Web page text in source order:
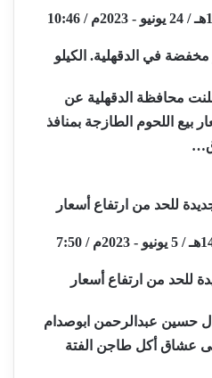
السبت - 6 ذو الحجة - 1444هـ / 24 يونيو - 2023م / 10:46
مخفضة في الدقهلية. الكيلو
محافظة الدقهلية عن
بيع اللحوم الطازجة بمنافذ
الأثنين - 16 ذو القعدة - 1444هـ / 5 يونيو - 2023م / 7:50
للحد من ارتفاع أسعار
حسين عبدالرحمن ابوصدام
عشاق أكل طاجن الفتة